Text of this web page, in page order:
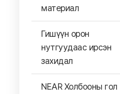
материал
Гишүүн орон
нутгуудаас ирсэн
захидал
NEAR Холбооны гол